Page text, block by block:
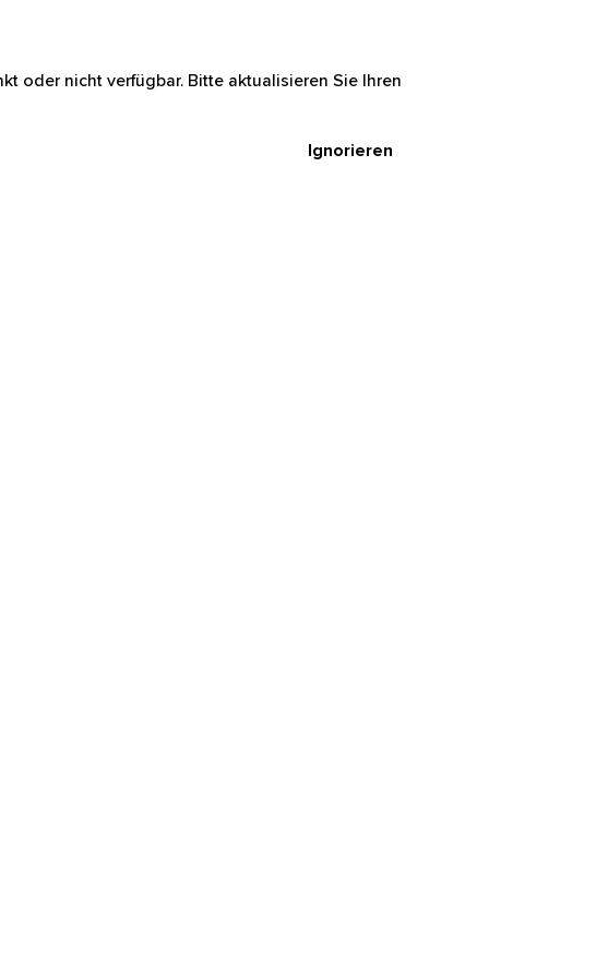
oder nicht verfügbar. Bitte aktualisieren Sie Ihren
Ignorieren